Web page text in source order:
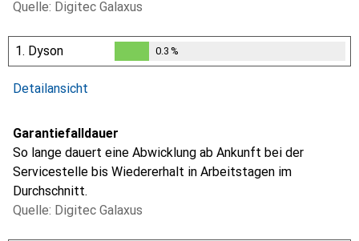
Quelle: Digitec Galaxus
1. Dyson
0.3%
0.3 %
i
Detailansicht
Garantiefalldauer
So lange dauert eine Abwicklung ab Ankunft bei der
Servicestelle bis Wiedererhalt in Arbeitstagen im
Durchschnitt.
Quelle: Digitec Galaxus